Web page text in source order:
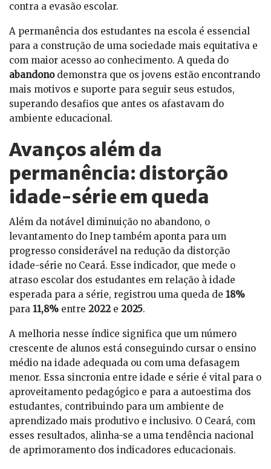
contra a evasão escolar.
A permanência dos estudantes na escola é essencial
para a construção de uma sociedade mais equitativa e
com maior acesso ao conhecimento. A queda do
abandonodemonstra que os jovens estão encontrando
mais motivos e suporte para seguir seus estudos,
superando desafios que antes os afastavam do
ambiente educacional.
Avanços além da
permanência: distorção
idade-série em queda
Além da notável diminuição no abandono, o
levantamento do Inep também aponta para um
progresso considerável na redução da distorção
idade-série no Ceará. Esse indicador, que mede o
atraso escolar dos estudantes em relação à idade
esperada para a série, registrou uma queda de 18%
para 11,8% entre 2022 e 2025.
A melhoria nesse índice significa que um número
crescente de alunos está conseguindo cursar o ensino
médio na idade adequada ou com uma defasagem
menor. Essa sincronia entre idade e série é vital para o
aproveitamento pedagógico e para a autoestima dos
estudantes, contribuindo para um ambiente de
aprendizado mais produtivo e inclusivo. O Ceará, com
esses resultados, alinha-se a uma tendência nacional
de aprimoramento dos indicadores educacionais.